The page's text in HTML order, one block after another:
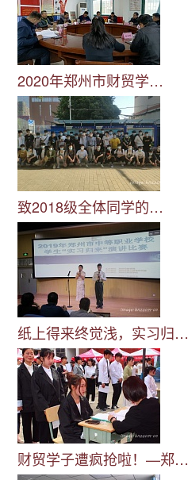
2020年郑州市财贸学…
致2018级全体同学的…
纸上得来终觉浅，实习归…
财贸学子遭疯抢啦！—郑…